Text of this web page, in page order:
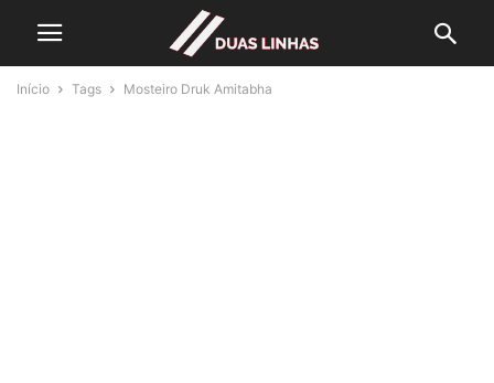
Início Tags Mosteiro Druk Amitabha